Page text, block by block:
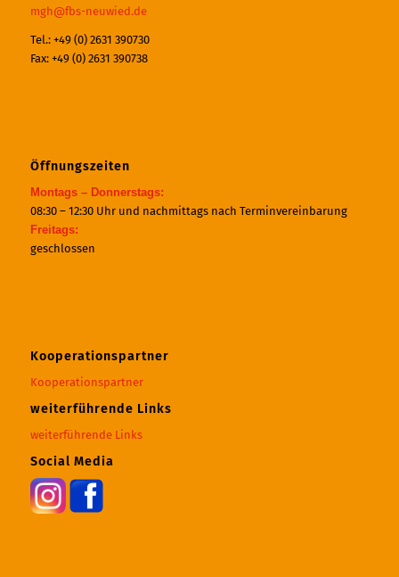
mgh@fbs-neuwied.de
Tel.: +49 (0) 2631 390730
Fax: +49 (0) 2631 390738
Öffnungszeiten
Montags – Donnerstags:
08:30 – 12:30 Uhr und nachmittags nach Terminvereinbarung
Freitags:
geschlossen
Kooperationspartner
Kooperationspartner
weiterführende Links
weiterführende Links
Social Media